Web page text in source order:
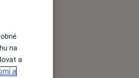
na
a
a